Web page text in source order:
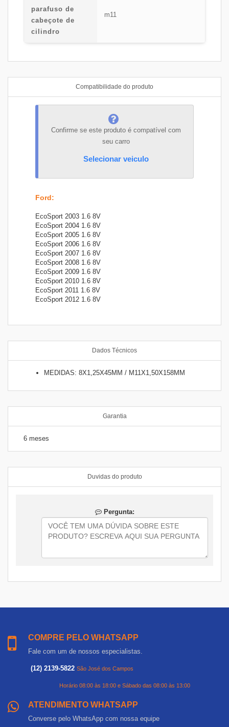
parafuso de
cabeçote de
cilindro
m11
Compatibilidade do produto
Confirme se este produto é compatível com
seu carro
Selecionar veiculo
Ford:
EcoSport 2003 1.6 8V
EcoSport 2004 1.6 8V
EcoSport 2005 1.6 8V
EcoSport 2006 1.6 8V
EcoSport 2007 1.6 8V
EcoSport 2008 1.6 8V
EcoSport 2009 1.6 8V
EcoSport 2010 1.6 8V
EcoSport 2011 1.6 8V
EcoSport 2012 1.6 8V
Dados Técnicos
MEDIDAS: 8X1,25X45MM / M11X1,50X158MM
Garantia
6 meses
Duvidas do produto
Pergunta:
COMPRE PELO WHATSAPP
Fale com um de nossos especialistas.
(12) 2139-5822 São José dos Campos
Horário 08:00 às 18:00 e Sábado das 08:00 às 13:00
ATENDIMENTO WHATSAPP
Converse pelo WhatsApp com nossa equipe